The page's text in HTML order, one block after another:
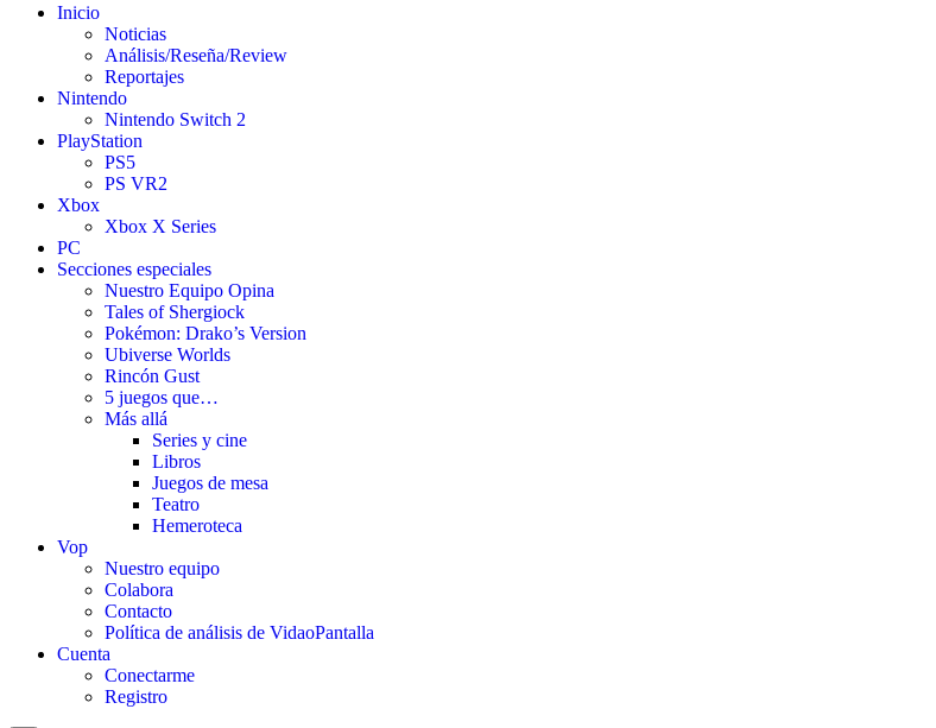
Inicio
Noticias
Análisis/Reseña/Review
Reportajes
Nintendo
Nintendo Switch 2
PlayStation
PS5
PS VR2
Xbox
Xbox X Series
PC
Secciones especiales
Nuestro Equipo Opina
Tales of Shergiock
Pokémon: Drako’s Version
Ubiverse Worlds
Rincón Gust
5 juegos que…
Más allá
Series y cine
Libros
Juegos de mesa
Teatro
Hemeroteca
Vop
Nuestro equipo
Colabora
Contacto
Política de análisis de VidaoPantalla
Cuenta
Conectarme
Registro